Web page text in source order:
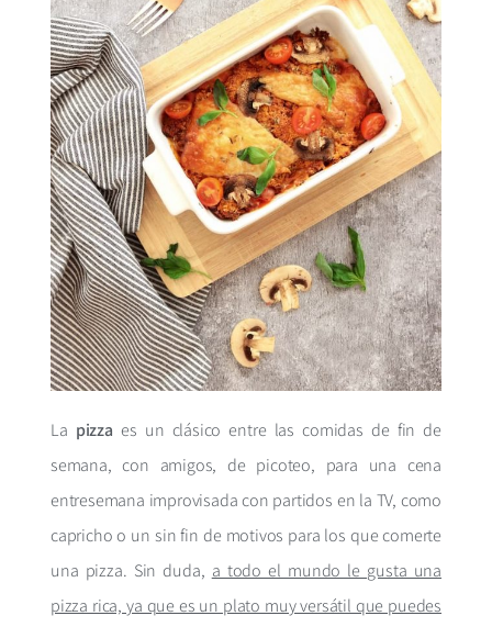
La pizza es un clásico entre las comidas de fin de
semana, con amigos, de picoteo, para una cena
entresemana improvisada con partidos en la TV, como
capricho o un sin fin de motivos para los que comerte
una pizza. Sin duda, a todo el mundo le gusta una
pizza rica, ya que es un plato muy versátil que puedes